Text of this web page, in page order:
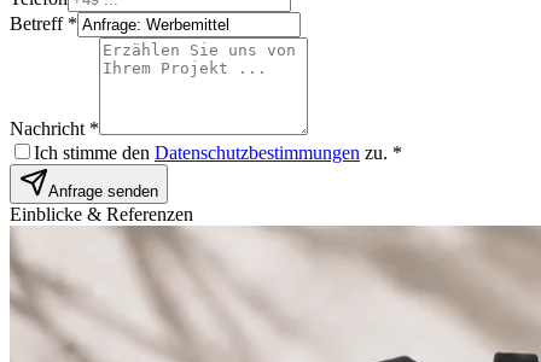
Betreff *
Nachricht *
Ich stimme den Datenschutzbestimmungen zu. *
Anfrage senden
Einblicke & Referenzen